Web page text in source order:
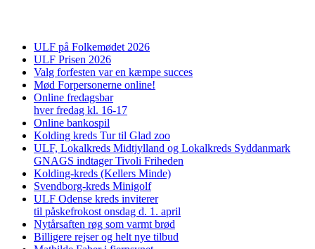
ULF på Folkemødet 2026
ULF Prisen 2026
Valg forfesten var en kæmpe succes
Mød Forpersonerne online!
Online fredagsbar
hver fredag kl. 16-17
Online bankospil
Kolding kreds Tur til Glad zoo
ULF, Lokalkreds Midtjylland og Lokalkreds Syddanmark
GNAGS indtager Tivoli Friheden
Kolding-kreds (Kellers Minde)
Svendborg-kreds Minigolf
ULF Odense kreds inviterer
til påskefrokost onsdag d. 1. april
Nytårsaften røg som varmt brød
Billigere rejser og helt nye tilbud